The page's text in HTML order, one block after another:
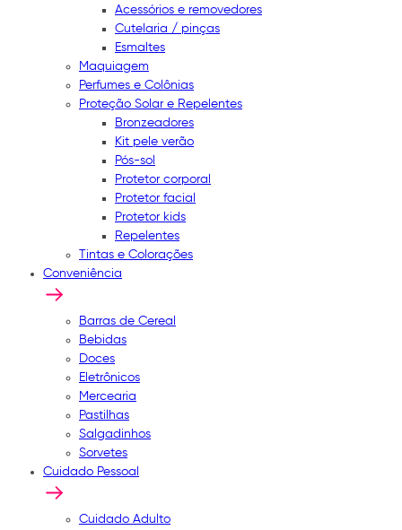
Acessórios e removedores
Cutelaria / pinças
Esmaltes
Maquiagem
Perfumes e Colônias
Proteção Solar e Repelentes
Bronzeadores
Kit pele verão
Pós-sol
Protetor corporal
Protetor facial
Protetor kids
Repelentes
Tintas e Colorações
Conveniência
Barras de Cereal
Bebidas
Doces
Eletrônicos
Mercearia
Pastilhas
Salgadinhos
Sorvetes
Cuidado Pessoal
Cuidado Adulto